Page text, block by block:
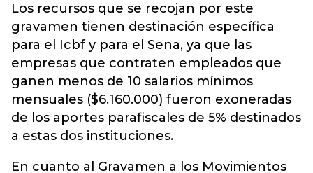
Los recursos que se recojan por este
gravamen tienen destinación específica
para el Icbf y para el Sena, ya que las
empresas que contraten empleados que
ganen menos de 10 salarios mínimos
mensuales ($6.160.000) fueron exoneradas
de los aportes parafiscales de 5% destinados
a estas dos instituciones.
En cuanto al Gravamen a los Movimientos